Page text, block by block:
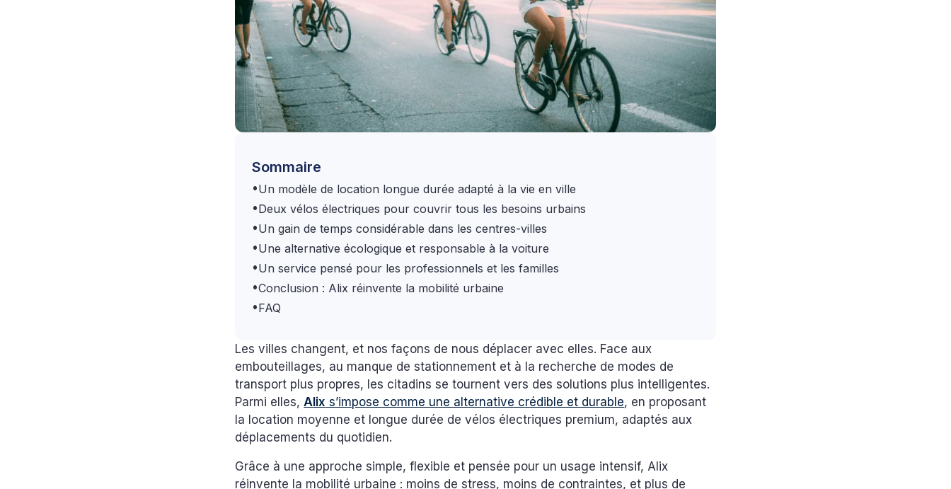
Sommaire
•Un modèle de location longue durée adapté à la vie en ville
•Deux vélos électriques pour couvrir tous les besoins urbains
•Un gain de temps considérable dans les centres-villes
•Une alternative écologique et responsable à la voiture
•Un service pensé pour les professionnels et les familles
•Conclusion : Alix réinvente la mobilité urbaine
•FAQ
Les villes changent, et nos façons de nous déplacer avec elles. Face aux
embouteillages, au manque de stationnement et à la recherche de modes de
transport plus propres, les citadins se tournent vers des solutions plus intelligentes.
Parmi elles,Alix s’impose comme une alternative crédible et durable, en proposant
la location moyenne et longue durée de vélos électriques premium, adaptés aux
déplacements du quotidien.
Grâce à une approche simple, flexible et pensée pour un usage intensif, Alix
réinvente la mobilité urbaine : moins de stress, moins de contraintes, et plus de